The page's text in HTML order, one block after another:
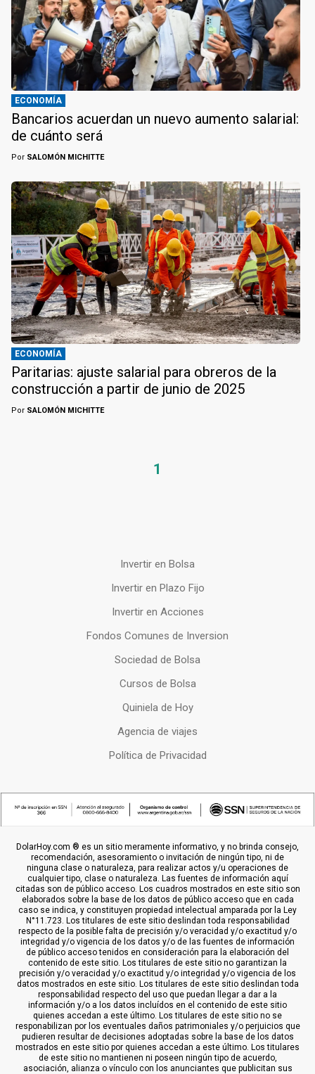
ECONOMÍA
Bancarios acuerdan un nuevo aumento salarial:
de cuánto será
Por SALOMÓN MICHITTE
ECONOMÍA
Paritarias: ajuste salarial para obreros de la
construcción a partir de junio de 2025
Por SALOMÓN MICHITTE
1
Invertir en Bolsa
Invertir en Plazo Fijo
Invertir en Acciones
Fondos Comunes de Inversion
Sociedad de Bolsa
Cursos de Bolsa
Quiniela de Hoy
Agencia de viajes
Política de Privacidad
DolarHoy.com ® es un sitio meramente informativo, y no brinda consejo,
recomendación, asesoramiento o invitación de ningún tipo, ni de
ninguna clase o naturaleza, para realizar actos y/u operaciones de
cualquier tipo, clase o naturaleza. Las fuentes de información aquí
citadas son de público acceso. Los cuadros mostrados en este sitio son
elaborados sobre la base de los datos de público acceso que en cada
caso se indica, y constituyen propiedad intelectual amparada por la Ley
N°11.723. Los titulares de este sitio deslindan toda responsabilidad
respecto de la posible falta de precisión y/o veracidad y/o exactitud y/o
integridad y/o vigencia de los datos y/o de las fuentes de información
de público acceso tenidos en consideración para la elaboración del
contenido de este sitio. Los titulares de este sitio no garantizan la
precisión y/o veracidad y/o exactitud y/o integridad y/o vigencia de los
datos mostrados en este sitio. Los titulares de este sitio deslindan toda
responsabilidad respecto del uso que puedan llegar a dar a la
información y/o a los datos incluídos en el contenido de este sitio
quienes accedan a este último. Los titulares de este sitio no se
responabilizan por los eventuales daños patrimoniales y/o perjuicios que
pudieren resultar de decisiones adoptadas sobre la base de los datos
mostrados en este sitio por quienes accedan a este último. Los titulares
de este sitio no mantienen ni poseen ningún tipo de acuerdo,
asociación, alianza o vínculo con los anunciantes que publicitan sus